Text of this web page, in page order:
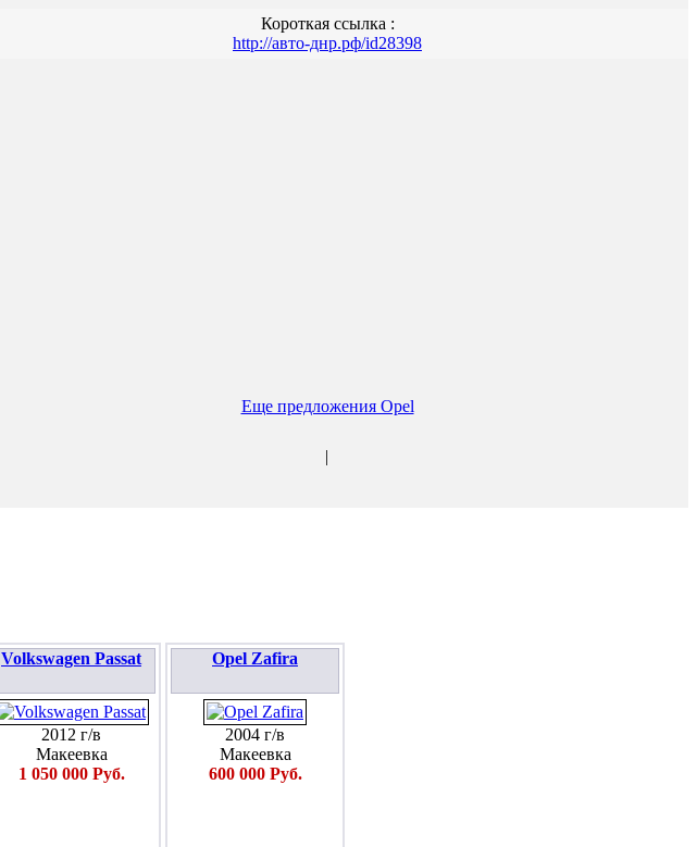
Короткая ссылка :
http://авто-днр.рф/id28398
Еще предложения Opel
|
Volkswagen Passat
2012 г/в
Макеевка
1 050 000 Руб.
Opel Zafira
2004 г/в
Макеевка
600 000 Руб.